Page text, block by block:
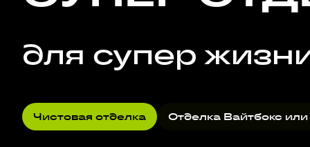
для супер
Чистовая отделка Отделка Вайтбокс